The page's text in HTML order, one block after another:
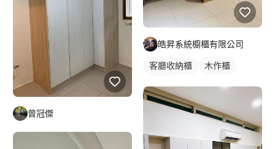
曾冠傑
皓昇系統櫥櫃有限公司
客廳收納櫃
木作櫃